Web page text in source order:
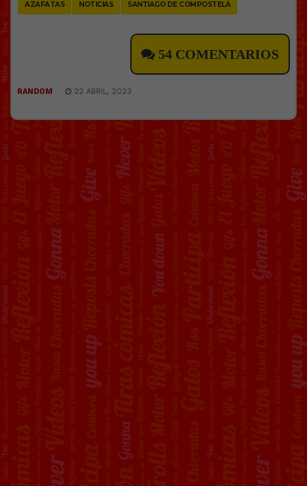
AZAFATAS NOTICIAS SANTIAGO DE COMPOSTELA
54 COMENTARIOS
RANDOM 22 ABRIL, 2023